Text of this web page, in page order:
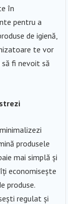
în
pentru a
de igienă,
te vor
să fi nevoit să
produsele
mai simplă și
economisește
produse.
regulat și